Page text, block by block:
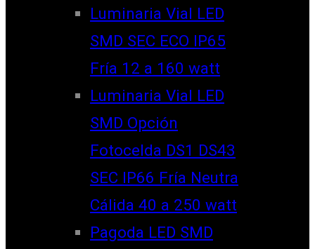
Luminaria Vial LED
SMD SEC ECO IP65
Fría 12 a 160 watt
Luminaria Vial LED
SMD Opción
Fotocelda DS1 DS43
SEC IP66 Fría Neutra
Cálida 40 a 250 watt
Pagoda LED SMD